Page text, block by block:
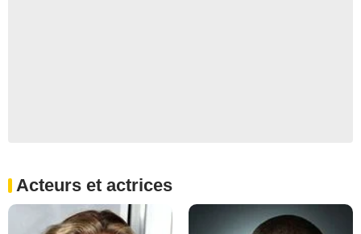
Acteurs et actrices